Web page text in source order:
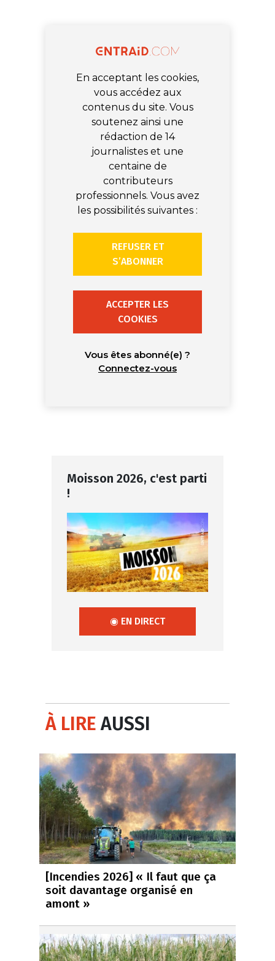
En acceptant les cookies,
vous accédez aux
contenus du site. Vous
soutenez ainsi une
rédaction de 14
journalistes et une
centaine de
contributeurs
professionnels. Vous avez
les possibilités suivantes :
REFUSER ET
S’ABONNER
ACCEPTER LES
COOKIES
Vous êtes abonné(e) ?
Connectez-vous
Moisson 2026, c'est parti
!
◉ EN DIRECT
À LIREAUSSI
[Incendies 2026] « Il faut que ça
soit davantage organisé en
amont »